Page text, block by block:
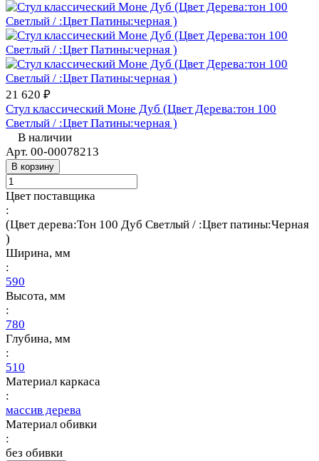
21 620 ₽
Стул классический Моне Дуб (Цвет Дерева:тон 100
Светлый / :Цвет Патины:черная )
В наличии
Арт. 00-00078213
В корзину
Цвет поставщика
:
(Цвет дерева:Тон 100 Дуб Светлый / :Цвет патины:Черная
)
Ширина, мм
:
590
Высота, мм
:
780
Глубина, мм
:
510
Материал каркаса
:
массив дерева
Материал обивки
:
без обивки